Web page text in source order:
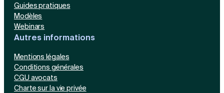
Guides pratiques
Modèles
Webinars
Autres informations
Mentions légales
Conditions générales
CGU avocats
Charte sur la vie privée